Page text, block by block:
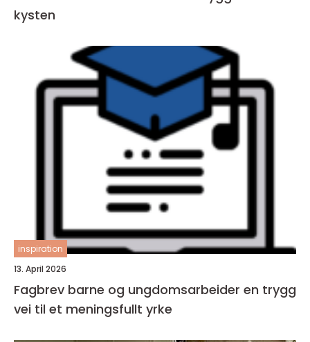
kysten
inspiration
13. April 2026
Fagbrev barne og ungdomsarbeider en trygg
vei til et meningsfullt yrke